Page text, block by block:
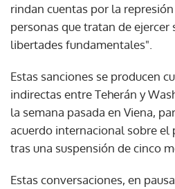
rindan cuentas por la
personas que tratan de ejercer
libertades fundamentales".
Estas sanciones se producen
indirectas entre Teherán y
la semana pasada en Viena,
acuerdo internacional sobre el
tras una suspensión de cinco
Estas conversaciones, en